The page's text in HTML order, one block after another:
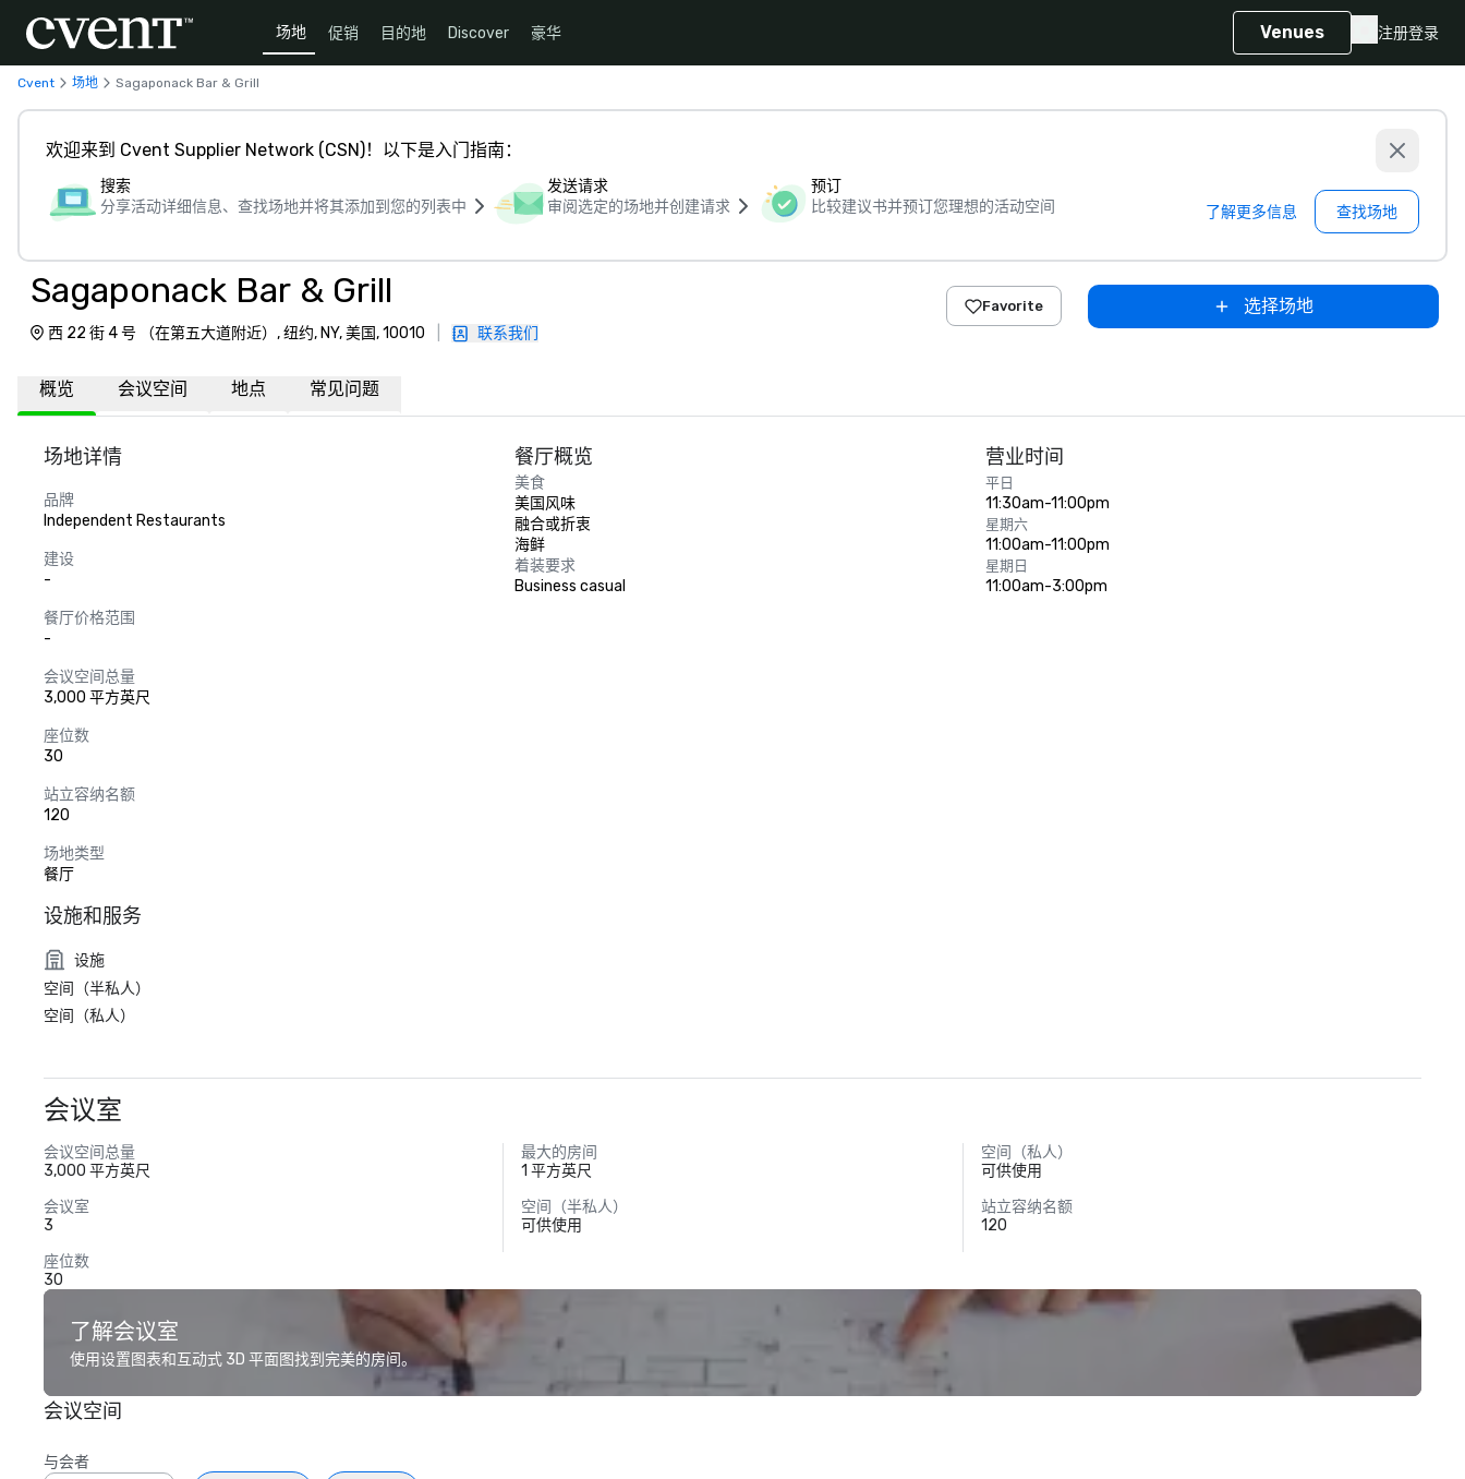
场地 促销 目的地 Discover 豪华 Venues 注册登录
Cvent 场地 Sagaponack Bar & Grill
欢迎来到 Cvent Supplier Network (CSN)！以下是入门指南：
搜索
分享活动详细信息、查找场地并将其添加到您的列表中
发送请求
审阅选定的场地并创建请求
预订
比较建议书并预订您理想的活动空间
了解更多信息 查找场地
Sagaponack Bar & Grill
西 22 街 4 号 （在第五大道附近）, 纽约, NY, 美国, 10010 联系我们
Favorite 选择场地
概览 会议空间 地点 常见问题
场地详情
品牌
Independent Restaurants
建设
-
餐厅价格范围
-
会议空间总量
3,000 平方英尺
座位数
30
站立容纳名额
120
场地类型
餐厅
餐厅概览
美食
美国风味
融合或折衷
海鲜
着装要求
Business casual
营业时间
平日
11:30am-11:00pm
星期六
11:00am-11:00pm
星期日
11:00am-3:00pm
设施和服务
设施
空间（半私人）
空间（私人）
会议室
会议空间总量
3,000 平方英尺
最大的房间
1 平方英尺
空间（私人）
可供使用
会议室
3
空间（半私人）
可供使用
站立容纳名额
120
座位数
30
了解会议室
使用设置图表和互动式 3D 平面图找到完美的房间。
会议空间
与会者